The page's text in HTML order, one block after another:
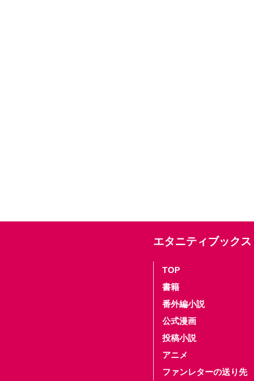
エタニティブックス
TOP
書籍
番外編小説
公式漫画
投稿小説
アニメ
ファンレターの送り先